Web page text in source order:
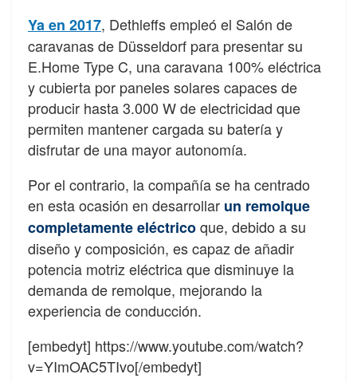
Ya en 2017, Dethleffs empleó el Salón de
caravanas de Düsseldorf para presentar su
E.Home Type C, una caravana 100% eléctrica
y cubierta por paneles solares capaces de
producir hasta 3.000 W de electricidad que
permiten mantener cargada su batería y
disfrutar de una mayor autonomía.
Por el contrario, la compañía se ha centrado
en esta ocasión en desarrollar un remolque
completamente eléctricoque, debido a su
diseño y composición, es capaz de añadir
potencia motriz eléctrica que disminuye la
demanda de remolque, mejorando la
experiencia de conducción.
[embedyt] https://www.youtube.com/watch?
v=YImOAC5TIvo[/embedyt]